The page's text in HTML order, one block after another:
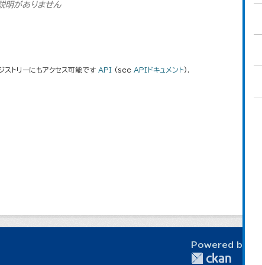
明がありません
トリーにもアクセス可能です API (see APIドキュメント).
Powered by